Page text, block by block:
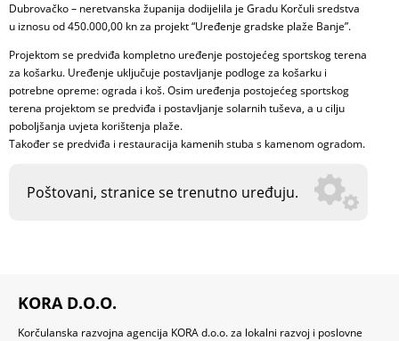
Dubrovačko – neretvanska županija dodijelila je Gradu Korčuli sredstva
u iznosu od 450.000,00 kn za projekt “Uređenje gradske plaže Banje”.
Projektom se predviđa kompletno uređenje postojećeg sportskog terena
za košarku. Uređenje uključuje postavljanje podloge za košarku i
potrebne opreme: ograda i koš. Osim uređenja postojećeg sportskog
terena projektom se predviđa i postavljanje solarnih tuševa, a u cilju
poboljšanja uvjeta korištenja plaže.
Također se predviđa i restauracija kamenih stuba s kamenom ogradom.
Poštovani, stranice se trenutno uređuju.
KORA D.O.O.
Korčulanska razvojna agencija KORA d.o.o. za lokalni razvoj i poslovne